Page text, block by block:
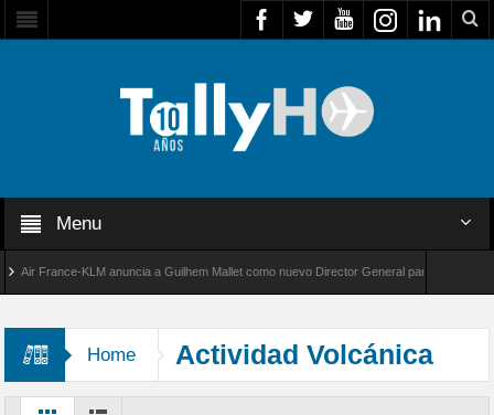
Menu
France-KLM anuncia a Guilhem Mallet como nuevo Director General para América Latina
Home Actividad Volcánica